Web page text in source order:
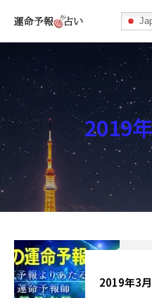
運命予報占い
運命予報占いとは
あなたの所属部屋を探そう！
最恐の相性占い
秘伝公開！吉凶カレンダー
記事カテゴリー
ブログ
2019
2019年3